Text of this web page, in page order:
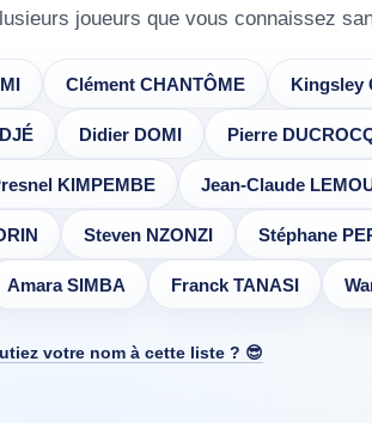
joueurs que vous connaissez
Clément CHANTÔME Kingsley
Didier DOMI Pierre
KIMPEMBE Jean-Claude
Steven NZONZI Stéphane
Amara SIMBA Franck TANASI
votre nom à cette liste ? 😎